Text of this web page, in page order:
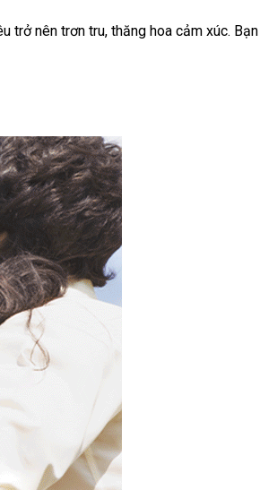
trở nên trơn trukho
, thăng hoa cảm xúcxách
. Bạn